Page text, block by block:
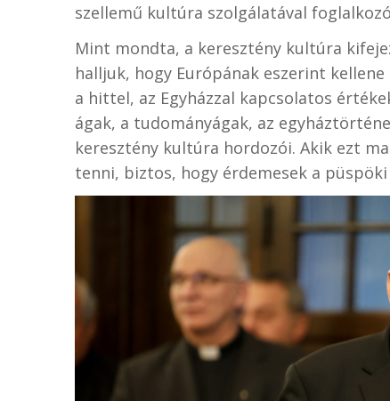
szellemű kultúra szolgálatával
Mint mondta, a keresztény kultúra
halljuk, hogy Európának eszerint
a hittel, az Egyházzal kapcsolatos
ágak, a tudományágak, az
keresztény kultúra hordozói. Akik ezt
tenni, biztos, hogy érdemesek a